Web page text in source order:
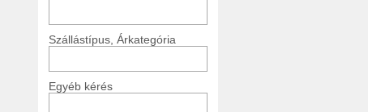
Szállástípus, Árkategória
Egyéb kérés